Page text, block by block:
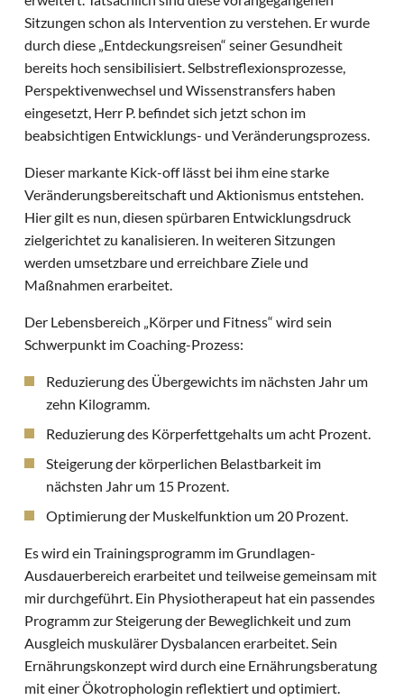
Sitzungen schon als Intervention zu verstehen. Er wurde
durch diese „Entdeckungsreisen“ seiner Gesundheit
bereits hoch sensibilisiert. Selbstreflexionsprozesse,
Perspektivenwechsel und Wissenstransfers haben
eingesetzt, Herr P. befindet sich jetzt schon im
beabsichtigen Entwicklungs- und Veränderungsprozess.
Dieser markante Kick-off lässt bei ihm eine starke
Veränderungsbereitschaft und Aktionismus entstehen.
Hier gilt es nun, diesen spürbaren Entwicklungsdruck
zielgerichtet zu kanalisieren. In weiteren Sitzungen
werden umsetzbare und erreichbare Ziele und
Maßnahmen erarbeitet.
Der Lebensbereich „Körper und Fitness“ wird sein
Schwerpunkt im Coaching-Prozess:
Reduzierung des Übergewichts im nächsten Jahr um
zehn Kilogramm.
Reduzierung des Körperfettgehalts um acht Prozent.
Steigerung der körperlichen Belastbarkeit im
nächsten Jahr um 15 Prozent.
Optimierung der Muskelfunktion um 20 Prozent.
Es wird ein Trainingsprogramm im Grundlagen-
Ausdauerbereich erarbeitet und teilweise gemeinsam mit
mir durchgeführt. Ein Physiotherapeut hat ein passendes
Programm zur Steigerung der Beweglichkeit und zum
Ausgleich muskulärer Dysbalancen erarbeitet. Sein
Ernährungskonzept wird durch eine Ernährungsberatung
mit einer Ökotrophologin reflektiert und optimiert.